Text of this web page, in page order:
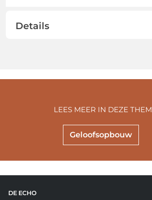
Details
Geloofsopbouw
LEES MEER IN DEZE
DE ECHO